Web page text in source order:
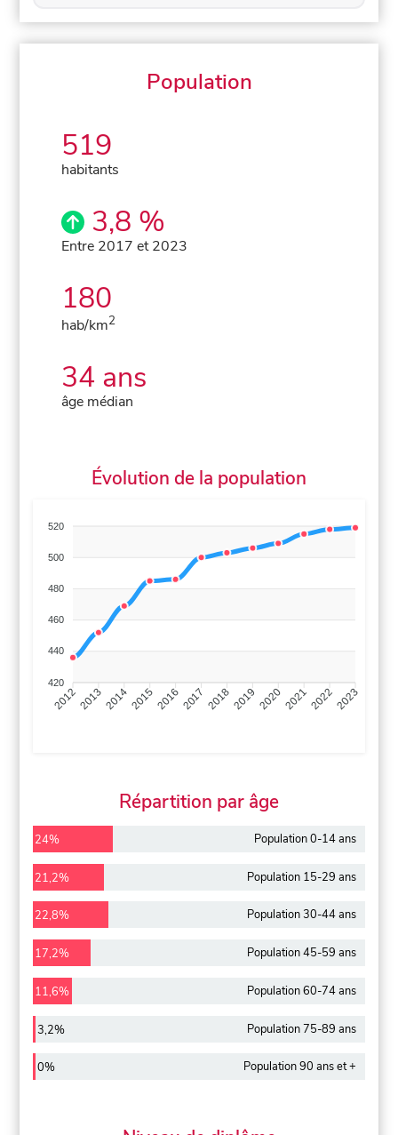
Population
519
habitants
3,8 %
Entre 2017 et 2023
180
hab/km2
34 ans
âge médian
Évolution de la population
520
500
480
460
440
420
201220132014201520162017 20182019 2020202120222023
Répartition par âge
24% Population 0-14 ans
21,2% Population 15-29 ans
22,8% Population 30-44 ans
17,2% Population 45-59 ans
11,6% Population 60-74 ans
3,2% Population 75-89 ans
0% Population 90 ans et +